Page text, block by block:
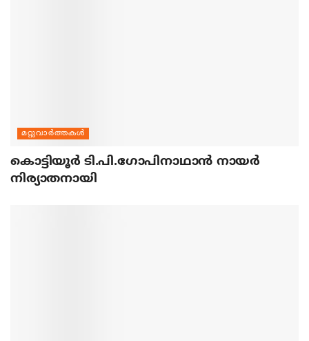
മറ്റുവാര്‍ത്തകള്‍
കൊട്ടിയൂര്‍ ടി.പി.ഗോപിനാഥാന്‍ നായര്‍
നിര്യാതനായി